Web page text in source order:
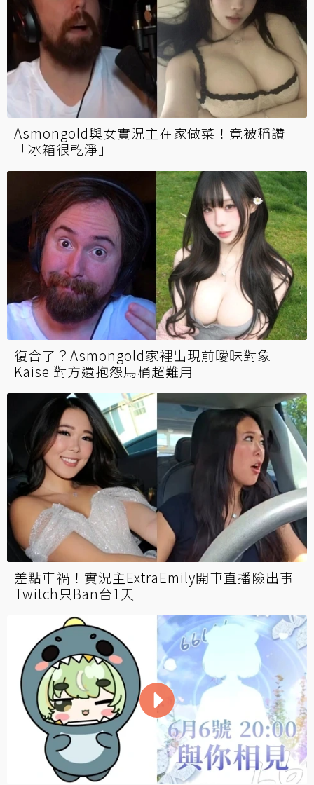
Asmongold與女實況主在家做菜！竟被稱讚
「冰箱很乾淨」
復合了？Asmongold家裡出現前曖昧對象
Kaise 對方還抱怨馬桶超難用
差點車禍！實況主ExtraEmily開車直播險出事
Twitch只Ban台1天